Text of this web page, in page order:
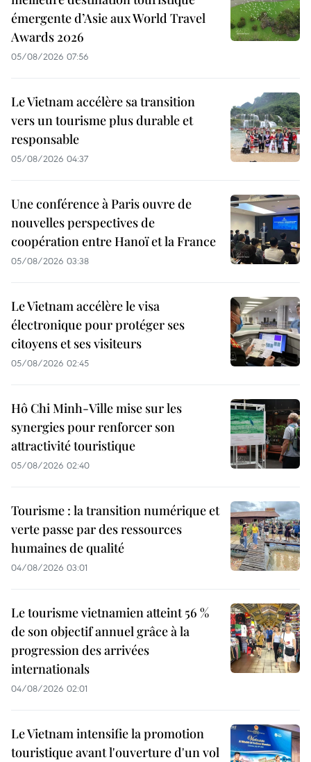
émergente d’Asie aux World Travel
Awards 2026
05/08/2026 07:56
Le Vietnam accélère sa transition
vers un tourisme plus durable et
responsable
05/08/2026 04:37
Une conférence à Paris ouvre de
nouvelles perspectives de
coopération entre Hanoï et la France
05/08/2026 03:38
Le Vietnam accélère le visa
électronique pour protéger ses
citoyens et ses visiteurs
05/08/2026 02:45
Hô Chi Minh-Ville mise sur les
synergies pour renforcer son
attractivité touristique
05/08/2026 02:40
Tourisme : la transition numérique et
verte passe par des ressources
humaines de qualité
04/08/2026 03:01
Le tourisme vietnamien atteint 56 %
de son objectif annuel grâce à la
progression des arrivées
internationals
04/08/2026 02:01
Le Vietnam intensifie la promotion
touristique avant l'ouverture d'un vol